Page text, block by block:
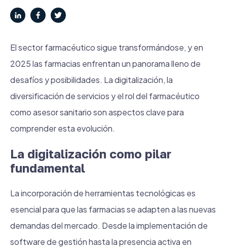
El sector farmacéutico sigue transformándose, y en
2025 las farmacias enfrentan un panorama lleno de
desafíos y posibilidades. La digitalización, la
diversificación de servicios y el rol del farmacéutico
como asesor sanitario son aspectos clave para
comprender esta evolución.
La digitalización como pilar
fundamental
La incorporación de herramientas tecnológicas es
esencial para que las farmacias se adapten a las nuevas
demandas del mercado. Desde la implementación de
software de gestión hasta la presencia activa en